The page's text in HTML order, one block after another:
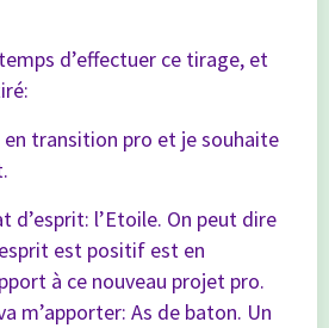
d’effectuer ce tirage, et
en transition pro et je souhaite
d’esprit: l’Etoile. On peut dire
est positif est en
à ce nouveau projet pro.
m’apporter: As de baton. Un